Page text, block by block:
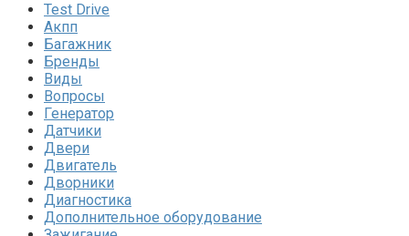
Test Drive
Акпп
Багажник
Бренды
Виды
Вопросы
Генератор
Датчики
Двери
Двигатель
Дворники
Диагностика
Дополнительное оборудование